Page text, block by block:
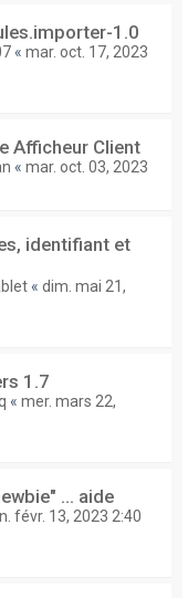
1.0
« mar. oct. 17, 2023
Afficheur Client
« mar. oct. 03, 2023
identifiant et
« dim. mai 21,
1.7
« mer. mars 22,
... aide
févr. 13, 2023 2:40